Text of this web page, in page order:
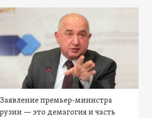
премьер-министра
— это демагогия и часть